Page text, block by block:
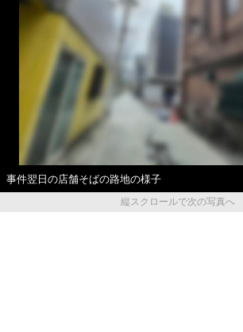
事件翌日の店舗そばの路地の様子
縦スクロールで次の写真へ